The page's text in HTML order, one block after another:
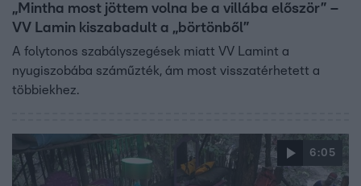
„Mintha most jöttem volna be a villába először” –
VV Lamin kiszabadult a „börtönből”
A folytonos szabályszegések miatt VV Lamint a
nyugiszobába száműzték, ám most visszatérhetett a
többiekhez.
6:05